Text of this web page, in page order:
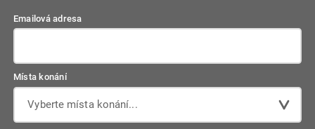
Emailová adresa
Místa konání
Vyberte místa konání...